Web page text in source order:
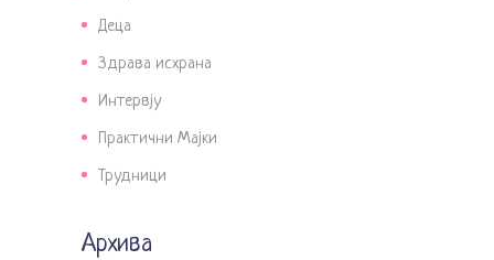
Деца
Здрава исхрана
Интервју
Практични Мајки
Трудници
Архива